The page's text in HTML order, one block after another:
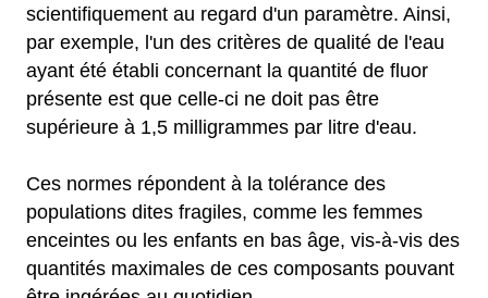
scientifiquement au regard d'un paramètre. Ainsi,
par exemple, l'un des critères de qualité de l'eau
ayant été établi concernant la quantité de fluor
présente est que celle-ci ne doit pas être
supérieure à 1,5 milligrammes par litre d'eau.
Ces normes répondent à la tolérance des
populations dites fragiles, comme les femmes
enceintes ou les enfants en bas âge, vis-à-vis des
quantités maximales de ces composants pouvant